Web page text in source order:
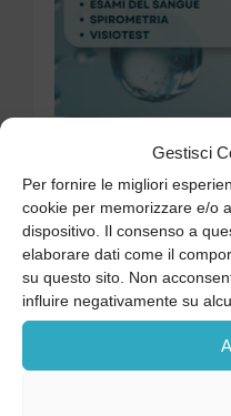
Gestisci
Per fornire le migliori
cookie per memorizzare e/o
dispositivo. Il consenso a
elaborare dati come il
su questo sito. Non
influire negativamente su
Visualizza CV